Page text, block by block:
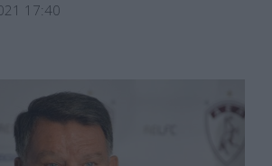
17:40